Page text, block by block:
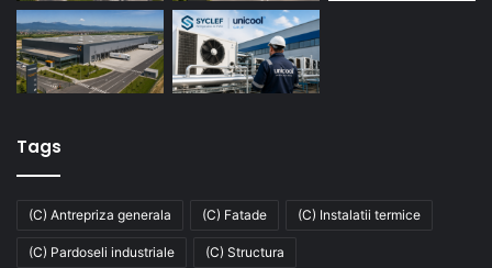
Tags
(C) Antrepriza generala (C) Fatade (C) Instalatii termice
(C) Pardoseli industriale (C) Structura